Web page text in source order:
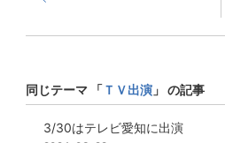
同じテーマ 「ＴＶ出演 」 の記事
3/30はテレビ愛知に出演